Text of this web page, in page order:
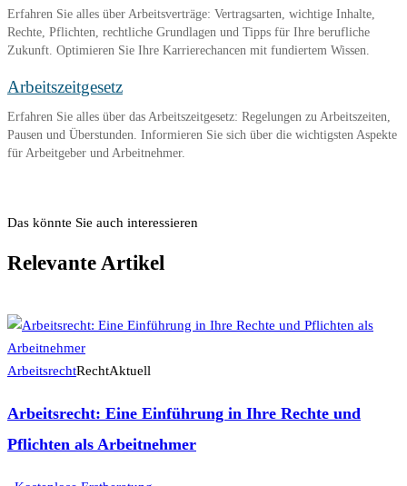
Erfahren Sie alles über Arbeitsverträge: Vertragsarten, wichtige Inhalte,
Rechte, Pflichten, rechtliche Grundlagen und Tipps für Ihre berufliche
Zukunft. Optimieren Sie Ihre Karrierechancen mit fundiertem Wissen.
Arbeitszeitgesetz
Erfahren Sie alles über das Arbeitszeitgesetz: Regelungen zu Arbeitszeiten,
Pausen und Überstunden. Informieren Sie sich über die wichtigsten Aspekte
für Arbeitgeber und Arbeitnehmer.
Das könnte Sie auch interessieren
Relevante Artikel
ArbeitsrechtRechtAktuell
Arbeitsrecht: Eine Einführung in Ihre Rechte und
Pflichten als Arbeitnehmer